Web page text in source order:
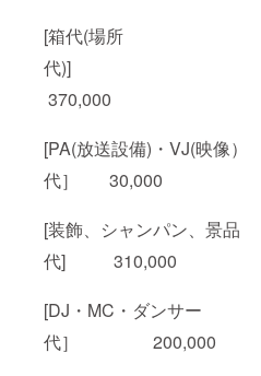
[箱代(場所
代)]
370,000
[PA(放送設備)・VJ(映像）
代］ 30,000
[装飾、シャンパン、景品
代] 310,000
[DJ・MC・ダンサー
代］ 200,000